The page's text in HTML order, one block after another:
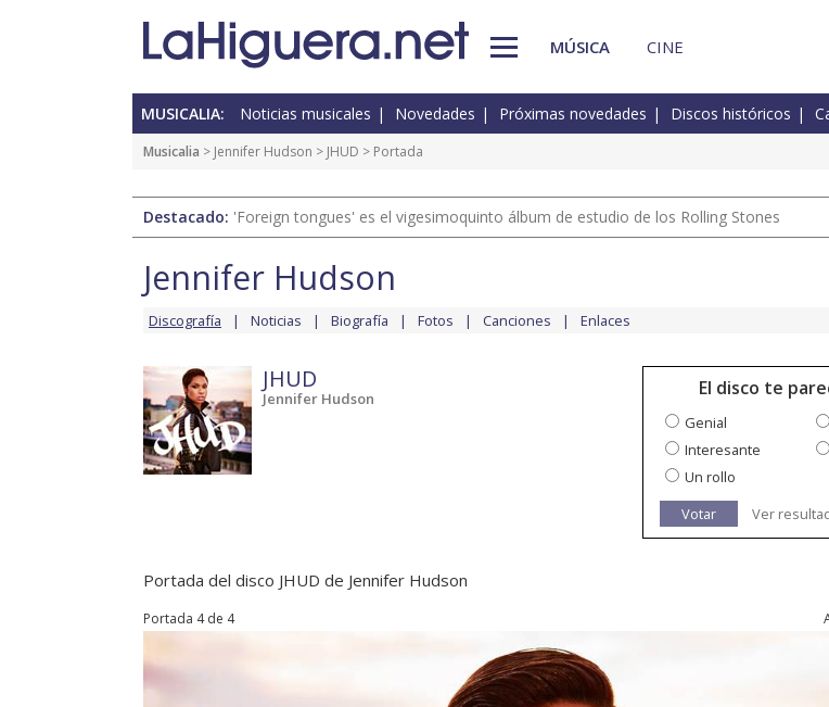
MÚSICA CINE
MUSICALIA: Noticias musicales Novedades Próximas novedades Discos históricos
Musicalia > Jennifer Hudson > JHUD > Portada
Destacado: 'Foreign tongues' es el vigesimoquinto álbum de estudio de los Rolling Stones
Jennifer Hudson
Discografía Noticias Biografía Fotos Canciones Enlaces
JHUD
Jennifer Hudson El disco te
Genial
Interesante
Un rollo
Votar
Ver
Portada del disco JHUD de Jennifer Hudson
Portada 4 de 4